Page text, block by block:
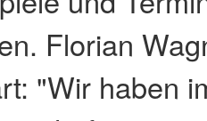
Florian
"Wir haben